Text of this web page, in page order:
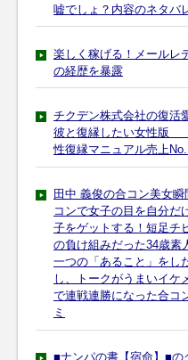
嘘でしょ？内容のネタバ
楽しく稼げる！メール
の経歴を暴露
チクデン株式会社の復
彼と復縁したい女性版
性復縁マニュアル売上
田中 義俊の合コン美女
コンで女子の目を自分だ
子をゲットする！短足チ
の負け組みだった34歳素
一つの「あること」をし
し、トークがうまいイケ
で連戦連勝になった合
ミ
■ナンパの書【宿命】■